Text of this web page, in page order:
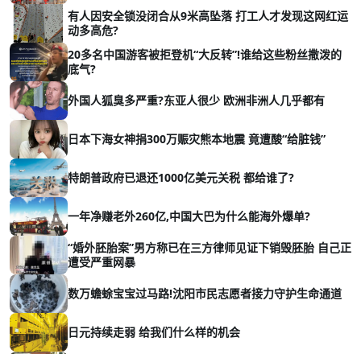
有人因安全锁没闭合从9米高坠落 打工人才发现这网红运
动多高危?
20多名中国游客被拒登机“大反转”!谁给这些粉丝撒泼的
底气?
外国人狐臭多严重?东亚人很少 欧洲非洲人几乎都有
日本下海女神捐300万赈灾熊本地震 竟遭酸“给脏钱”
特朗普政府已退还1000亿美元关税 都给谁了?
一年净赚老外260亿,中国大巴为什么能海外爆单?
“婚外胚胎案”男方称已在三方律师见证下销毁胚胎 自己正
遭受严重网暴
数万蟾蜍宝宝过马路!沈阳市民志愿者接力守护生命通道
日元持续走弱 给我们什么样的机会